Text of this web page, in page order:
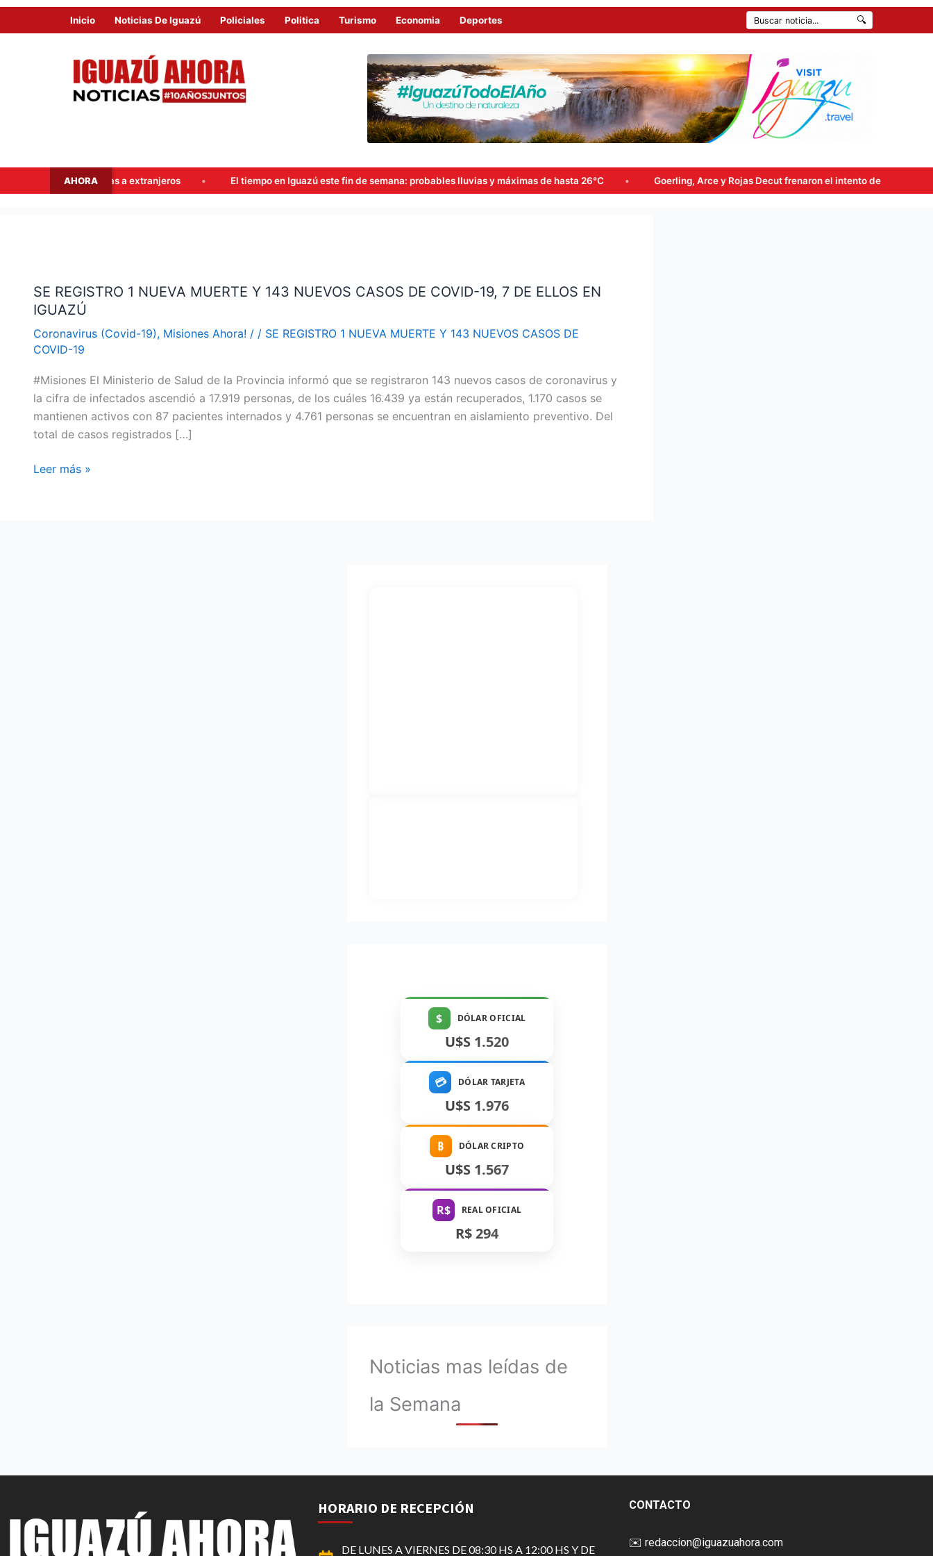
Inicio Noticias De Iguazú Policiales Politica Turismo Economia Deportes 🔍
AHORA
tierras a extranjeros El tiempo en Iguazú este fin de semana: probables lluvias y máximas de hasta 26°C Goerling, Arce y Rojas Decut frenaron el intento de enviar a comisión la ley de
SE REGISTRO 1 NUEVA MUERTE Y 143 NUEVOS CASOS DE COVID-19, 7 DE ELLOS EN
IGUAZÚ
Coronavirus (Covid-19), Misiones Ahora! / / SE REGISTRO 1 NUEVA MUERTE Y 143 NUEVOS CASOS DE
COVID-19
#Misiones El Ministerio de Salud de la Provincia informó que se registraron 143 nuevos casos de coronavirus y
la cifra de infectados ascendió a 17.919 personas, de los cuáles 16.439 ya están recuperados, 1.170 casos se
mantienen activos con 87 pacientes internados y 4.761 personas se encuentran en aislamiento preventivo. Del
total de casos registrados […]
1
NUEVA
MUERTE
Y
NUEVOS
CASOS
DE
COVID-
7
Leer más »
$ DÓLAR OFICIAL
U$S 1.520
💳 DÓLAR TARJETA
U$S 1.976
₿ DÓLAR CRIPTO
U$S 1.567
R$ REAL OFICIAL
R$ 294
Noticias mas leídas de
la Semana
HORARIO DE RECEPCIÓN
DE LUNES A VIERNES DE 08:30 HS A 12:00 HS Y DE
CONTACTO
✉️ redaccion@iguazuahora.com